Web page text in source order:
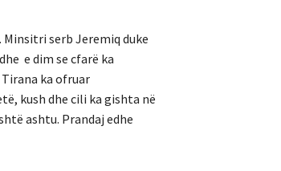
serb Jeremiq duke
e dim se cfarë ka
Tirana ka ofruar
kush dhe cili ka gishta në
ashtu. Prandaj edhe